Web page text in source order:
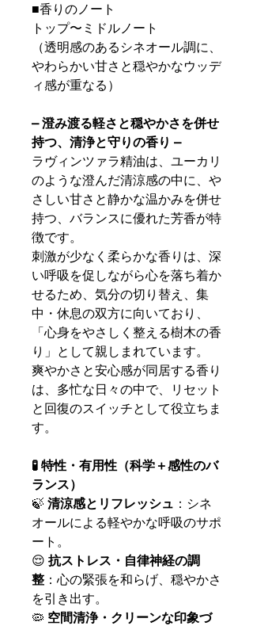
■香りのノート
トップ〜ミドルノート
（透明感のあるシネオール調に、
やわらかい甘さと穏やかなウッデ
ィ感が重なる）
– 澄み渡る軽さと穏やかさを併せ
持つ、清浄と守りの香り –
ラヴィンツァラ精油は、ユーカリ
のような澄んだ清涼感の中に、や
さしい甘さと静かな温かみを併せ
持つ、バランスに優れた芳香が特
徴です。
刺激が少なく柔らかな香りは、深
い呼吸を促しながら心を落ち着か
せるため、気分の切り替え、集
中・休息の双方に向いており、
「心身をやさしく整える樹木の香
り」として親しまれています。
爽やかさと安心感が同居する香り
は、多忙な日々の中で、リセット
と回復のスイッチとして役立ちま
す。
🧪 特性・有用性（科学＋感性のバ
ランス）
🍃 清涼感とリフレッシュ ：シネ
オールによる軽やかな呼吸のサポ
ート。
😌 抗ストレス・自律神経の調
整 ：心の緊張を和らげ、穏やかさ
を引き出す。
🦠 空間清浄・クリーンな印象づ